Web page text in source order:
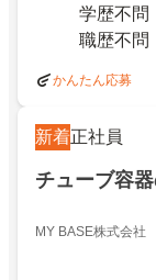
学歴不問
職歴不問
かんたん応募
新着正社員
チューブ容
MY BASE株式会社